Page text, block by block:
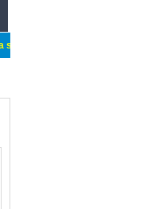
nghiệm trong lãnh vực